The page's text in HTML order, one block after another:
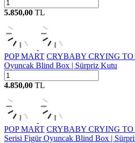
5.850,00 TL
POP MART CRYBABY CRYING TO
Oyuncak Blind Box | Sürpriz Kutu
4.850,00 TL
POP MART CRYBABY CRYING
Serisi Figür Oyuncak Blind Box |